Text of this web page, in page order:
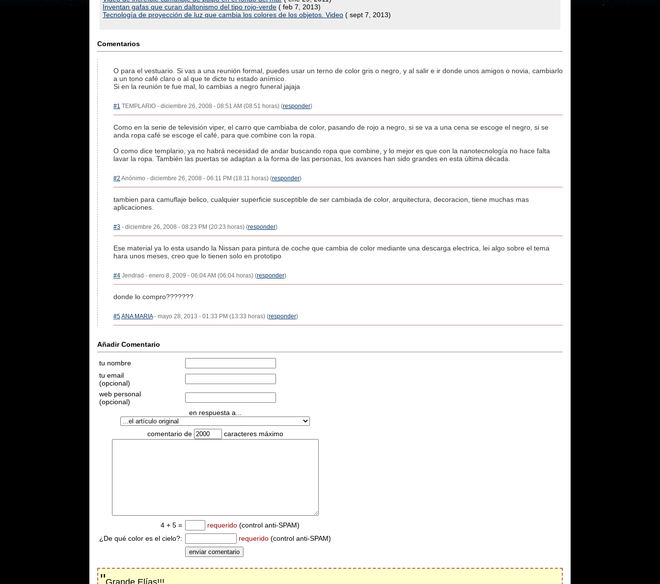
Inventan gafas que curan daltonismo del tipo rojo-verde ( feb 7, 2013)
Tecnología de proyección de luz que cambia los colores de los objetos. Video ( sept 7, 2013)
Comentarios
O para el vestuario. Si vas a una reunión formal, puedes usar un terno de color gris o negro, y al salir e ir donde unos amigos o novia, cambiarlo
a un tono café claro o al que te dicte tu estado anímico.
Si en la reunión te fue mal, lo cambias a negro funeral jajaja
#1 TEMPLARIO - diciembre 26, 2008 - 08:51 AM (08:51 horas) (responder)
Como en la serie de televisión viper, el carro que cambiaba de color, pasando de rojo a negro, si se va a una cena se escoge el negro, si se
anda ropa café se escoge el café, para que combine con la ropa.
O como dice templario, ya no habrá necesidad de andar buscando ropa que combine, y lo mejor es que con la nanotecnología no hace falta
lavar la ropa. También las puertas se adaptan a la forma de las personas, los avances han sido grandes en esta última década.
#2 Anónimo - diciembre 26, 2008 - 06:11 PM (18:11 horas) (responder)
tambien para camuflaje belico, cualquier superficie susceptible de ser cambiada de color, arquitectura, decoracion, tiene muchas mas
aplicaciones.
#3 - diciembre 26, 2008 - 08:23 PM (20:23 horas) (responder)
Ese material ya lo esta usando la Nissan para pintura de coche que cambia de color mediante una descarga electrica, lei algo sobre el tema
hara unos meses, creo que lo tienen solo en prototipo
#4 Jendrad - enero 8, 2009 - 06:04 AM (06:04 horas) (responder)
donde lo compro???????
#5ANA MARIA- mayo 28, 2013 - 01:33 PM (13:33 horas) (responder)
Añadir Comentario
tu nombre
tu email
(opcional)
web personal
(opcional)
en respuesta a...
comentario de caracteres máximo
4 + 5 = requerido (control anti-SPAM)
¿De qué color es el cielo?:
requerido (control anti-SPAM)
"Grande Elías!!!